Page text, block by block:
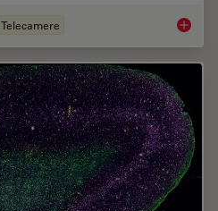
Telecamere